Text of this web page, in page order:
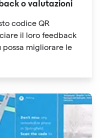
o valutazioni
codice QR
il loro feedback
possa migliorare le